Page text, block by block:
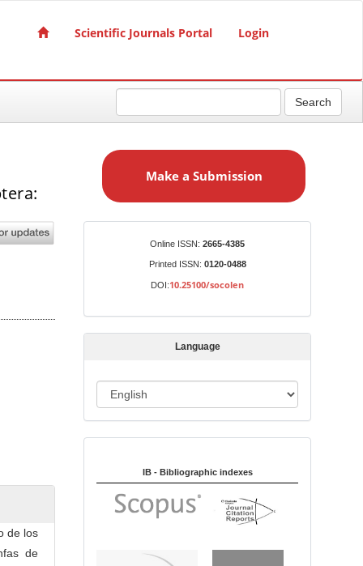
Scientific Journals Portal Login
Search
de los
de
a
i
s
Make a Submission
Online ISSN: 2665-4385
Printed ISSN: 0120-0488
DOI:10.25100/socolen
Language
a
u
IB - Bibliographic indexes